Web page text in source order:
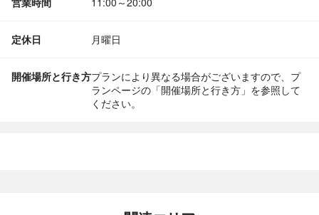
定休日 月曜日
開催場所と行き方プランにより異なる場合がございますので、プ
ランページの「開催場所と行き方」を参照して
ください。